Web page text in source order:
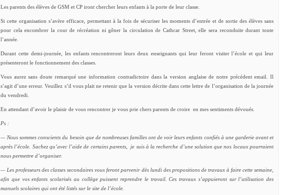
Les parents des élèves de GSM et CP iront chercher leurs enfants à la porte de leur classe.
Si cette organisation s’avère efficace, permettant à la fois de sécuriser les moments d’entrée et de sortie des élèves sans
pour cela encombrer la cour de récréation ni gêner la circulation de Cathcar Street, elle sera reconduite durant toute
l’année.
Durant cette demi-journée, les enfants rencontreront leurs deux enseignants qui leur feront visiter l’école et qui leur
présenteront le fonctionnement des classes.
Vous aurez sans doute remarqué une information contradictoire dans la version anglaise de notre précédent email. Il
s’agit d’une erreur. Veuillez s’il vous plait ne retenir que la version décrite dans cette lettre de l’organisation de la journée
du vendredi.
En attendant d’avoir le plaisir de vous rencontrer je vous prie chers parents de croire en mes sentiments dévoués.
Ps :
— Nous sommes conscients du besoin que de nombreuses familles ont de voir leurs enfants confiés à une garderie avant et
après l’école. Sachez qu’avec l’aide de certains parents, je suis à la recherche d’une solution que nos locaux pourraient
nous permettre d’organiser.
— Les professeurs des classes secondaires vous feront parvenir dès lundi des propositions de travaux à faire cette semaine,
afin que vos enfants scolarisés au collège puissent reprendre le travail. Ces travaux s’appuieront sur l’utilisation des
manuels scolaires qui ont été listés sur le site de l’école.